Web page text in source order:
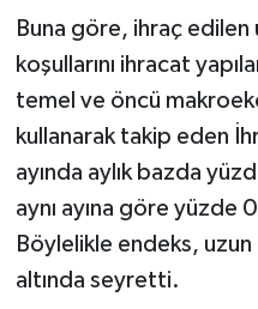
Buna göre, ihraç
koşullarını ihracat
temel ve öncü
kullanarak takip eden
ayında aylık bazda
aynı ayına göre yüzde
Böylelikle endeks, uzun
altında seyretti.